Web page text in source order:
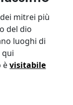
mitrei più
del dio
luoghi di
qui
èvisitabile